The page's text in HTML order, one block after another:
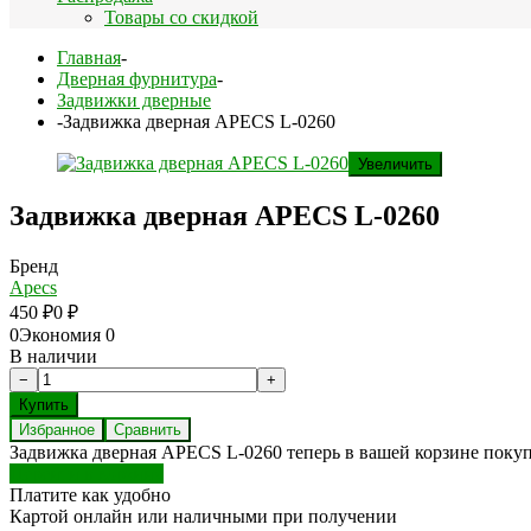
Товары со скидкой
Главная-
Дверная фурнитура-
Задвижки дверные
-Задвижка дверная APECS L-0260
Увеличить
Задвижка дверная APECS L-0260
Бренд
Apecs
450 ₽0 ₽
0Экономия 0
В наличии
Избранное Сравнить
Задвижка дверная APECS L-0260 теперь в вашей корзине
Платите как удобно
Картой онлайн или наличными при получении